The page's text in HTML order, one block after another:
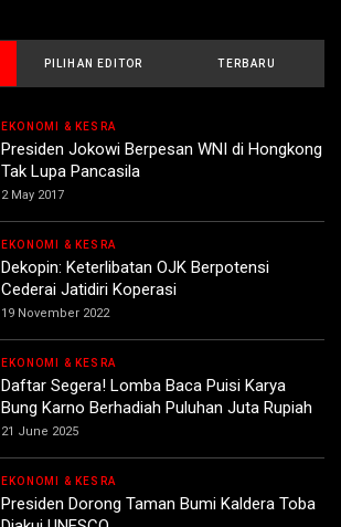
PILIHAN EDITOR TERBARU
EKONOMI & KESRA
Presiden Jokowi Berpesan WNI di Hongkong
Tak Lupa Pancasila
2 May 2017
EKONOMI & KESRA
Dekopin: Keterlibatan OJK Berpotensi
Cederai Jatidiri Koperasi
19 November 2022
EKONOMI & KESRA
Daftar Segera! Lomba Baca Puisi Karya
Bung Karno Berhadiah Puluhan Juta Rupiah
21 June 2025
EKONOMI & KESRA
Presiden Dorong Taman Bumi Kaldera Toba